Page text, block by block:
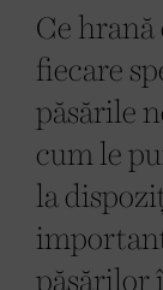
Ce
fiecare
păsările
cum le
la
păsărilor